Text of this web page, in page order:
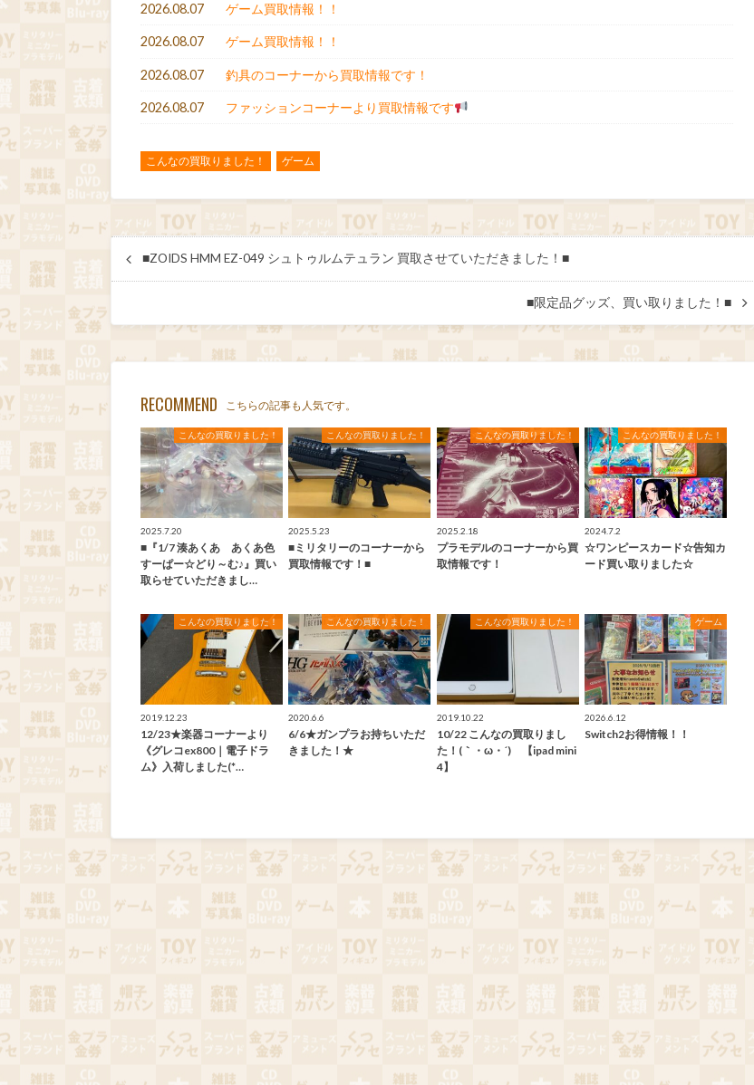
2026.08.07 ゲーム買取情報！！
2026.08.07 ゲーム買取情報！！
2026.08.07 釣具のコーナーから買取情報です！
2026.08.07 ファッションコーナーより買取情報です
こんなの買取りました！ ゲーム
■ZOIDS HMM EZ-049 シュトゥルムテュラン 買取させていただきました！■
■限定品グッズ、買い取りました！■
RECOMMEND こちらの記事も人気です。
こんなの買取りました！
2025.7.20
■『1/7 湊あくあ あくあ色
すーぱー☆どり～む♪』買い
取らせていただきまし…
こんなの買取りました！
2025.5.23
■ミリタリーのコーナーから
買取情報です！■
こんなの買取りました！
2025.2.18
プラモデルのコーナーから買
取情報です！
こんなの買取りました！
2024.7.2
☆ワンピースカード☆告知カ
ード買い取りました☆
こんなの買取りました！
2019.12.23
12/23★楽器コーナーより
《グレコex800｜電子ドラ
ム》入荷しました(*…
こんなの買取りました！
2020.6.6
6/6★ガンプラお持ちいただ
きました！★
こんなの買取りました！
2019.10.22
10/22 こんなの買取りまし
た！(｀・ω・´)ゞ【ipad mini
4】
ゲーム
2026.6.12
Switch2お得情報！！